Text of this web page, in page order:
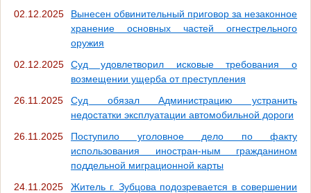
02.12.2025
Вынесен обвинительный приговор за незаконное
хранение основных частей огнестрельного
оружия
02.12.2025
Суд удовлетворил исковые требования о
возмещении ущерба от преступления
26.11.2025
Суд обязал Администрацию устранить
недостатки эксплуатации автомобильной дороги
26.11.2025
Поступило уголовное дело по факту
использования иностран-ным гражданином
поддельной миграционной карты
24.11.2025
Житель г. Зубцова подозревается в совершении